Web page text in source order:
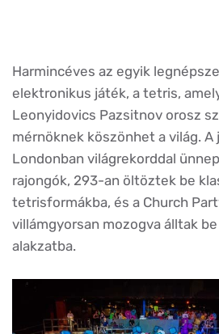
Harmincéves az egyik
elektronikus játék, a tetris,
Leonyidovics Pazsitnov orosz
mérnöknek köszönhet a világ. A
Londonban világrekorddal
rajongók, 293-an öltöztek be
tetrisformákba, és a Church
villámgyorsan mozogva álltak
alakzatba.